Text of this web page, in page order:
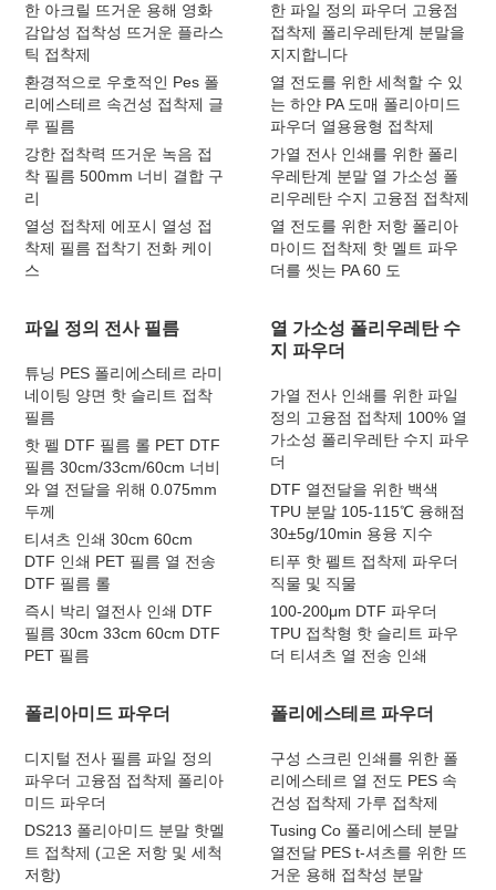
한 아크릴 뜨거운 용해 영화
감압성 접착성 뜨거운 플라스
틱 접착제
환경적으로 우호적인 Pes 폴
리에스테르 속건성 접착제 글
루 필름
강한 접착력 뜨거운 녹음 접
착 필름 500mm 너비 결합 구
리
열성 접착제 에포시 열성 접
착제 필름 접착기 전화 케이
스
한 파일 정의 파우더 고융점
접착제 폴리우레탄계 분말을
지지합니다
열 전도를 위한 세척할 수 있
는 하얀 PA 도매 폴리아미드
파우더 열용융형 접착제
가열 전사 인쇄를 위한 폴리
우레탄계 분말 열 가소성 폴
리우레탄 수지 고융점 접착제
열 전도를 위한 저항 폴리아
마이드 접착제 핫 멜트 파우
더를 씻는 PA 60 도
파일 정의 전사 필름
튜닝 PES 폴리에스테르 라미
네이팅 양면 핫 슬리트 접착
필름
핫 펠 DTF 필름 롤 PET DTF
필름 30cm/33cm/60cm 너비
와 열 전달을 위해 0.075mm
두께
티셔츠 인쇄 30cm 60cm
DTF 인쇄 PET 필름 열 전송
DTF 필름 롤
즉시 박리 열전사 인쇄 DTF
필름 30cm 33cm 60cm DTF
PET 필름
열 가소성 폴리우레탄 수
지 파우더
가열 전사 인쇄를 위한 파일
정의 고융점 접착제 100% 열
가소성 폴리우레탄 수지 파우
더
DTF 열전달을 위한 백색
TPU 분말 105-115℃ 융해점
30±5g/10min 용융 지수
티푸 핫 펠트 접착제 파우더
직물 및 직물
100-200μm DTF 파우더
TPU 접착형 핫 슬리트 파우
더 티셔츠 열 전송 인쇄
폴리아미드 파우더
디지털 전사 필름 파일 정의
파우더 고융점 접착제 폴리아
미드 파우더
DS213 폴리아미드 분말 핫멜
트 접착제 (고온 저항 및 세척
저항)
폴리에스테르 파우더
구성 스크린 인쇄를 위한 폴
리에스테르 열 전도 PES 속
건성 접착제 가루 접착제
Tusing Co 폴리에스테 분말
열전달 PES t-셔츠를 위한 뜨
거운 용해 접착성 분말